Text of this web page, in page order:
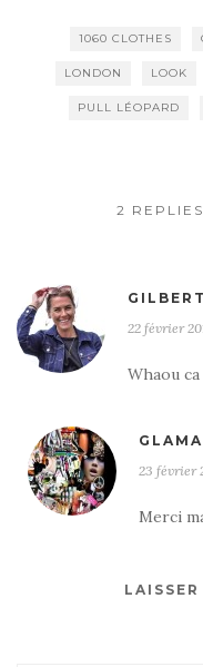
1060 CLOTHES
LONDON LOOK
PULL LÉOPARD
2
22 février
Whaou
23 février
Merci